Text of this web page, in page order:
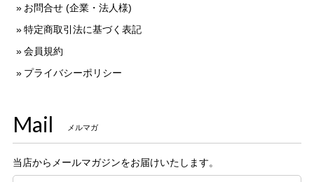
お問合せ (企業・法人様)
特定商取引法に基づく表記
会員規約
プライバシーポリシー
Mail メルマガ
当店からメールマガジンをお届けいたします。